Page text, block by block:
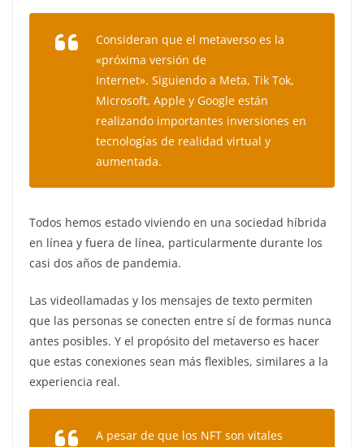
Consideran que el metaverso es la
«próxima versión de
Internet». Siguiendo a Meta, Tik Tok,
Microsoft, Apple y Google están
realizando importantes inversiones en
tecnologías de realidad virtual y
aumentada.
Todos hemos estado viviendo en una sociedad híbrida
en línea y fuera de línea, particularmente durante los
casi dos años de pandemia.
Las videollamadas y los mensajes de texto permiten
que las personas se conecten entre sí de formas nunca
antes posibles. Y el propósito del metaverso es hacer
que estas conexiones sean más flexibles, similares a la
experiencia real.
A pesar de que los NFT son vitales